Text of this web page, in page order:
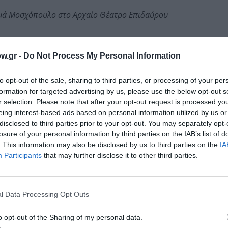
- Do Not Process My Personal Information
opt-out of the sale, sharing to third parties, or processing of your
for targeted advertising by us, please use the below opt-out
selection. Please note that after your opt-out request is processed
interest-based ads based on personal information utilized by us
to third parties prior to your opt-out. You may separately
of your personal information by third parties on the IAB’s list of
This information may also be disclosed by us to third parties on the
Participants that may further disclose it to other third parties.
Data Processing Opt Outs
opt-out of the Sharing of my personal data.
Μοσχόπουλο στο Αρχαίο Θέατρο Επιδαύρου
Marion & Sobo Bandκαι τη συναυλία“Songs on the
δεξιοτεχνίας”φέρνει στη σκηνή τον κλαρινετίστα
με έργα των Claude Debussy, Alexander
τις εκφραστικές δυνατότητες του ρεπερτορίου για
εκτέλεση νέου έργου του Isaac Creager, συνθέτη
του Ιδρύματος Schwarz, του Curtis Institute of
“Σκανδιναβική φλόγα:
καιDaniel Thorell, με το Κουαρτέτο εγχόρδων σε